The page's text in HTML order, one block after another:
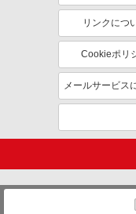
リンクにつ
Cookieポリ
メールサービス